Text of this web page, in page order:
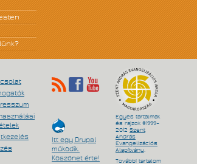
Itt egy Drupal
működik.
Köszönet érte!
Egyes tartalmak
és rajzok ©1999–
2012 Szent
András
Evangelizációs
Alapítvány
További tartalom